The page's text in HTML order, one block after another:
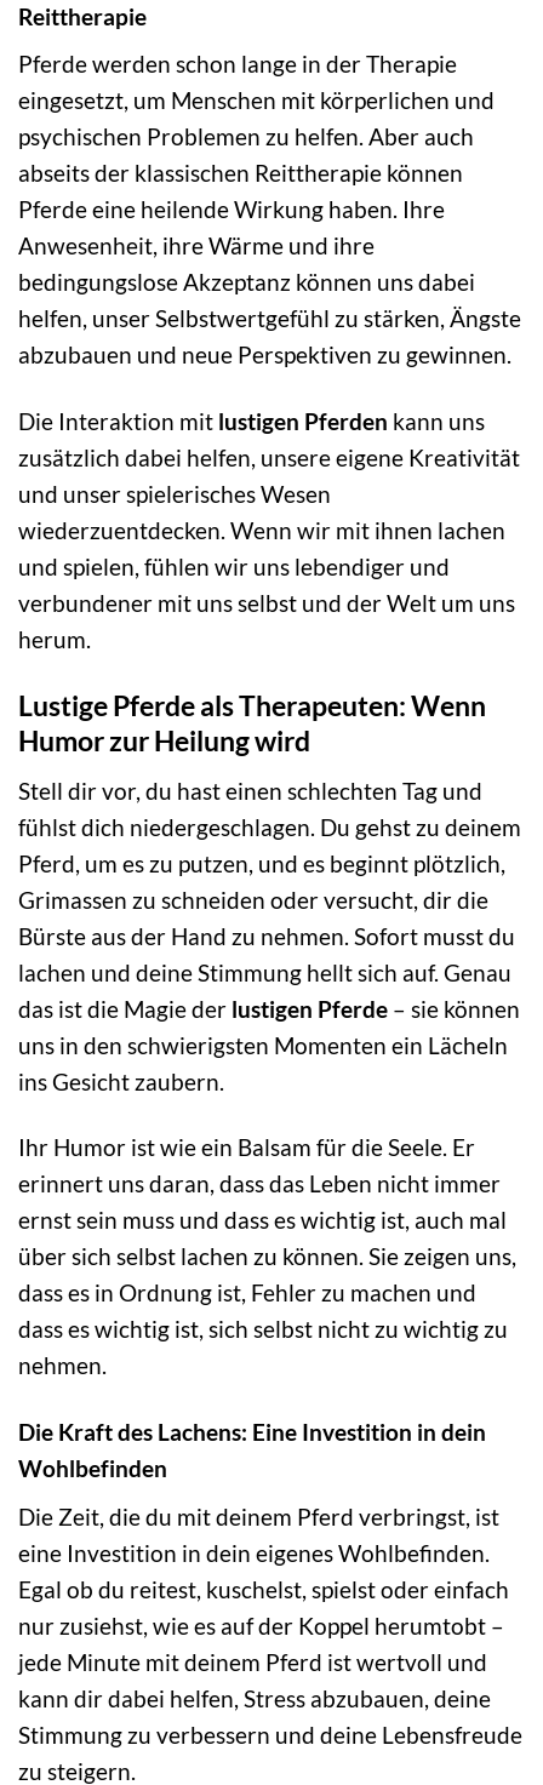
Reittherapie
Pferde werden schon lange in der Therapie
eingesetzt, um Menschen mit körperlichen und
psychischen Problemen zu helfen. Aber auch
abseits der klassischen Reittherapie können
Pferde eine heilende Wirkung haben. Ihre
Anwesenheit, ihre Wärme und ihre
bedingungslose Akzeptanz können uns dabei
helfen, unser Selbstwertgefühl zu stärken, Ängste
abzubauen und neue Perspektiven zu gewinnen.
Die Interaktion mit lustigen Pferden kann uns
zusätzlich dabei helfen, unsere eigene Kreativität
und unser spielerisches Wesen
wiederzuentdecken. Wenn wir mit ihnen lachen
und spielen, fühlen wir uns lebendiger und
verbundener mit uns selbst und der Welt um uns
herum.
Lustige Pferde als Therapeuten: Wenn
Humor zur Heilung wird
Stell dir vor, du hast einen schlechten Tag und
fühlst dich niedergeschlagen. Du gehst zu deinem
Pferd, um es zu putzen, und es beginnt plötzlich,
Grimassen zu schneiden oder versucht, dir die
Bürste aus der Hand zu nehmen. Sofort musst du
lachen und deine Stimmung hellt sich auf. Genau
das ist die Magie der lustigen Pferde – sie können
uns in den schwierigsten Momenten ein Lächeln
ins Gesicht zaubern.
Ihr Humor ist wie ein Balsam für die Seele. Er
erinnert uns daran, dass das Leben nicht immer
ernst sein muss und dass es wichtig ist, auch mal
über sich selbst lachen zu können. Sie zeigen uns,
dass es in Ordnung ist, Fehler zu machen und
dass es wichtig ist, sich selbst nicht zu wichtig zu
nehmen.
Die Kraft des Lachens: Eine Investition in dein
Wohlbefinden
Die Zeit, die du mit deinem Pferd verbringst, ist
eine Investition in dein eigenes Wohlbefinden.
Egal ob du reitest, kuschelst, spielst oder einfach
nur zusiehst, wie es auf der Koppel herumtobt –
jede Minute mit deinem Pferd ist wertvoll und
kann dir dabei helfen, Stress abzubauen, deine
Stimmung zu verbessern und deine Lebensfreude
zu steigern.